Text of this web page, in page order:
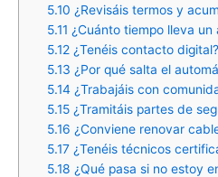
5.10 ¿Revisáis termos y
5.11 ¿Cuánto tiempo lleva un
5.12¿Tenéis contacto digital?
5.13 ¿Por qué salta el
5.14 ¿Trabajáis con
5.15¿Tramitáis partes de
5.16 ¿Conviene renovar
5.17¿Tenéis técnicos
5.18 ¿Qué pasa si no estoy